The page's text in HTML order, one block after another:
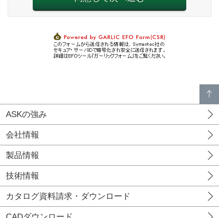
pagetop
ASKの強み
会社情報
製品情報
技術情報
カタログ資料請求・ダウンロード